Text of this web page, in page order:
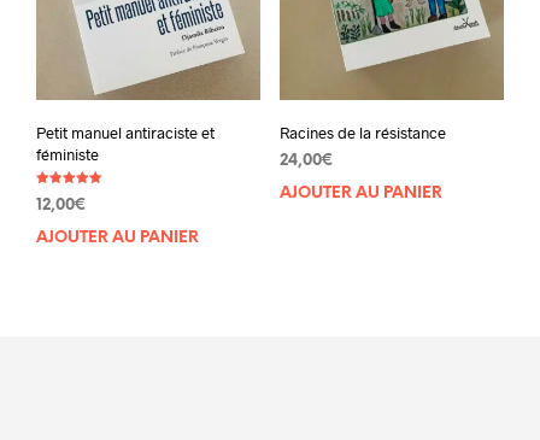
Petit manuel antiraciste et
féministe
5.00
12,00€
AJOUTER AU PANIER
Racines de la résistance
24,00€
AJOUTER AU PANIER